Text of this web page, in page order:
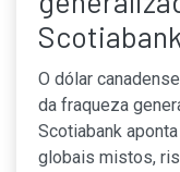
Scotiabank
O dólar
da fraqueza
Scotiabank
globais mistos,